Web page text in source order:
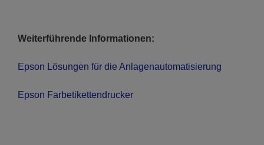
Weiterführende Informationen:
Epson Lösungen für die Anlagenautomatisierung
Epson Farbetikettendrucker